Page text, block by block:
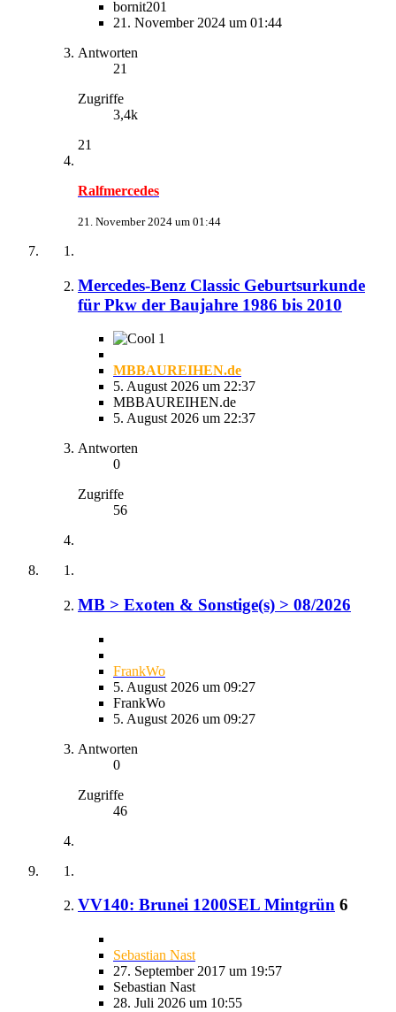
bornit201
21. November 2024 um 01:44
Antworten
21
Zugriffe
3,4k
21
Ralfmercedes
21. November 2024 um 01:44
Mercedes-Benz Classic Geburtsurkunde
für Pkw der Baujahre 1986 bis 2010
1
MBBAUREIHEN.de
5. August 2026 um 22:37
MBBAUREIHEN.de
5. August 2026 um 22:37
Antworten
0
Zugriffe
56
MB > Exoten & Sonstige(s) > 08/2026
FrankWo
5. August 2026 um 09:27
FrankWo
5. August 2026 um 09:27
Antworten
0
Zugriffe
46
VV140: Brunei 1200SEL Mintgrün 6
Sebastian Nast
27. September 2017 um 19:57
Sebastian Nast
28. Juli 2026 um 10:55